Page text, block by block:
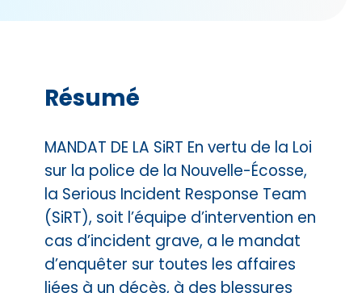
Résumé
MANDAT DE LA SiRT En vertu de la Loi
sur la police de la Nouvelle-Écosse,
la Serious Incident Response Team
(SiRT), soit l’équipe d’intervention en
cas d’incident grave, a le mandat
d’enquêter sur toutes les affaires
liées à un décès, à des blessures